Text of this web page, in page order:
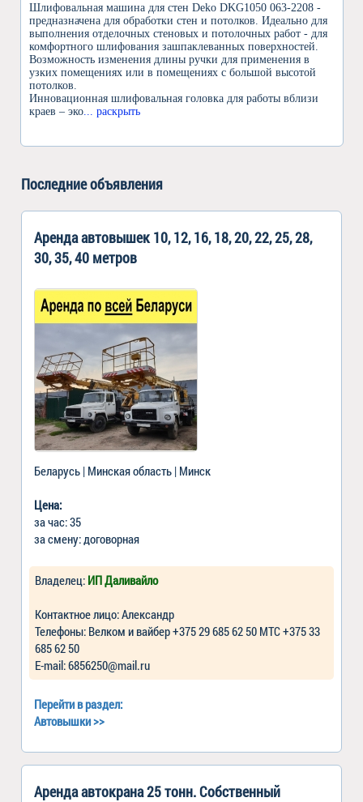
Шлифовальная машина для стен Deko DKG1050 063-2208 -
предназначена для обработки стен и потолков. Идеально для
выполнения отделочных стеновых и потолочных работ - для
комфортного шлифования зашпаклеванных поверхностей.
Возможность изменения длины ручки для применения в
узких помещениях или в помещениях с большой высотой
потолков.
Инновационная шлифовальная головка для работы вблизи
краев – эко ... раскрыть
Последние объявления
Аренда автовышек 10, 12, 16, 18, 20, 22, 25, 28,
30, 35, 40 метров
Беларусь | Минская область | Минск
Цена:
за час: 35
за смену: договорная
Владелец: ИП Даливайло
Контактное лицо: Александр
Телефоны: Велком и вайбер +375 29 685 62 50 МТС +375 33
685 62 50
Е-mail: 6856250@mail.ru
Перейти в раздел:
Автовышки>>
Аренда автокрана 25 тонн. Собственный